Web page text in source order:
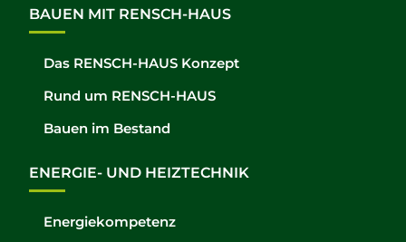
BAUEN MIT RENSCH-HAUS
Das RENSCH-HAUS Konzept
Rund um RENSCH-HAUS
Bauen im Bestand
ENERGIE- UND HEIZTECHNIK
Energiekompetenz